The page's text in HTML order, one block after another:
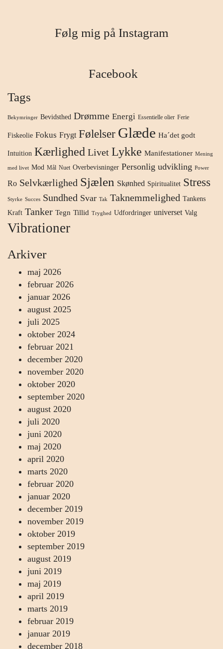
Følg mig på Instagram
Facebook
Tags
Bekymringer Bevidsthed Drømme Energi Essentielle olier Ferie
Fiskeolie Fokus Frygt Følelser Glæde Ha´det godt
Intuition Kærlighed Livet Lykke Manifestationer Mening
med livet Mod Mål Nuet Overbevisninger Personlig udvikling Power
Ro Selvkærlighed Sjælen Skønhed Spiritualitet Stress
Styrke Succes Sundhed Svar Tak Taknemmelighed Tankens
Kraft Tanker Tegn Tillid Tryghed Udfordringer universet Valg
Vibrationer
Arkiver
maj 2026
februar 2026
januar 2026
august 2025
juli 2025
oktober 2024
februar 2021
december 2020
november 2020
oktober 2020
september 2020
august 2020
juli 2020
juni 2020
maj 2020
april 2020
marts 2020
februar 2020
januar 2020
december 2019
november 2019
oktober 2019
september 2019
august 2019
juni 2019
maj 2019
april 2019
marts 2019
februar 2019
januar 2019
december 2018